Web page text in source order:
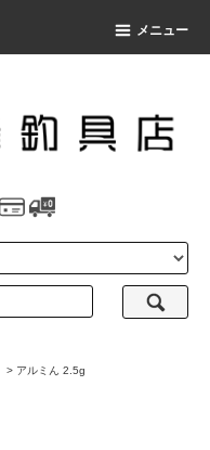
メニュー
> アルミん 2.5g